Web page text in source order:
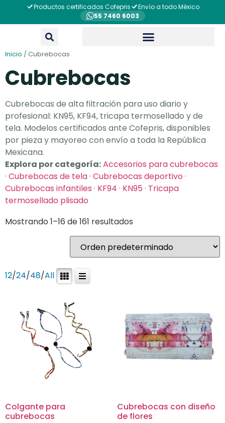
Productos certificados Cofepris
Envío a todo México
55 7460 6003
Inicio / Cubrebocas
Cubrebocas
Cubrebocas de alta filtración para uso diario y
profesional: KN95, KF94, tricapa termosellado y de
tela. Modelos certificados ante Cofepris, disponibles
por pieza y mayoreo con envío a toda la República
Mexicana.
Explora por categoría:Accesorios para cubrebocas
· Cubrebocas de tela· Cubrebocas deportivo ·
Cubrebocas infantiles · KF94 · KN95 · Tricapa
termosellado plisado
Mostrando 1–16 de 161 resultados
12/24/48/All
Colgante para
cubrebocas
Cubrebocas con diseño
de flores